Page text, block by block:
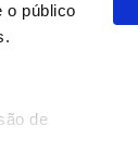
o público
de